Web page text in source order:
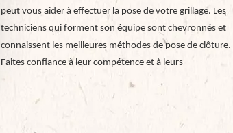
peut vous aider à effectuer la pose de votre grillage. Les
techniciens qui forment son équipe sont chevronnés et
connaissent les meilleures méthodes de pose de clôture.
Faites confiance à leur compétence et à leurs